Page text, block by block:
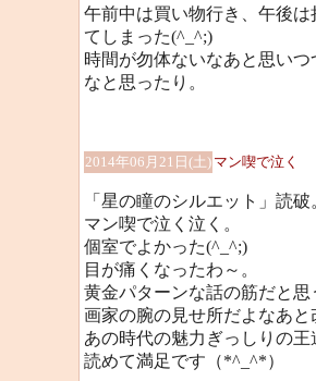
午前中は買い物行き、午後
てしまった(^_^;)
時間が勿体ないなあと思い
なと思ったり。
2014年06月21日(土) マン喫で泣く
「星の瞳のシルエット」読破
マン喫で泣く泣く。
個室でよかった(^_^;)
目が痛くなったわ～。
黄金パターンな話の筋だと
画家の腕の見せ所だよなあ
あの時代の魅力ぎっしりの
読めて満足です（*^_^*）